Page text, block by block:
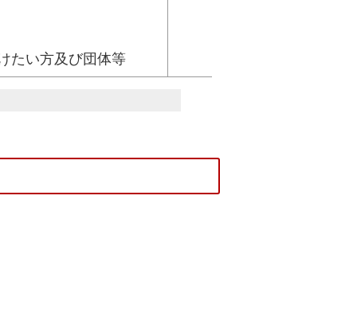
たい方及び団体等